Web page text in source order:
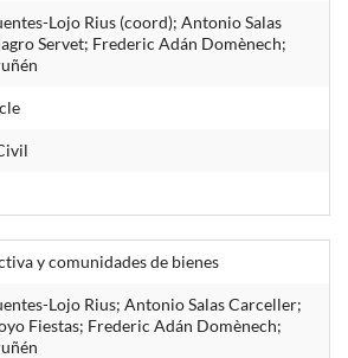
Lojo Rius (coord); Antonio Salas
Servet; Frederic Adán Domènech;
y comunidades de bienes
Lojo Rius; Antonio Salas Carceller;
Fiestas; Frederic Adán Domènech;